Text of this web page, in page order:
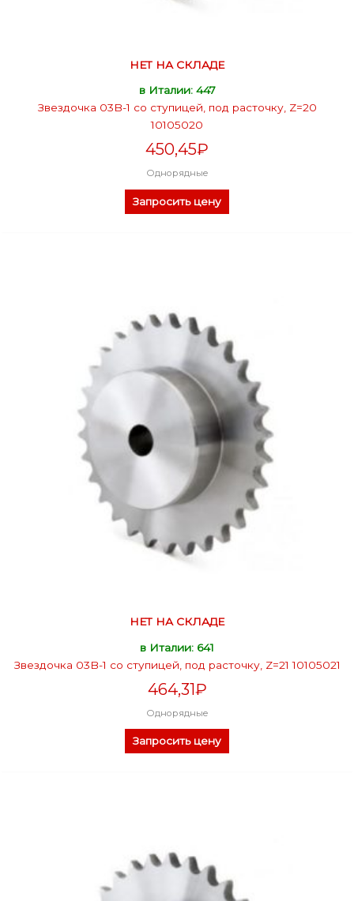
НЕТ НА СКЛАДЕ
в Италии: 447
Звездочка 03B-1 со ступицей, под расточку, Z=20
10105020
450,45₽
Однорядные
Запросить цену
НЕТ НА СКЛАДЕ
в Италии: 641
Звездочка 03B-1 со ступицей, под расточку, Z=21 10105021
464,31₽
Однорядные
Запросить цену